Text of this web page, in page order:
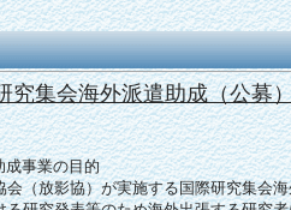
究集会海外派遣助成（公募
事業の目的
（放影協）が実施する国際研究集会